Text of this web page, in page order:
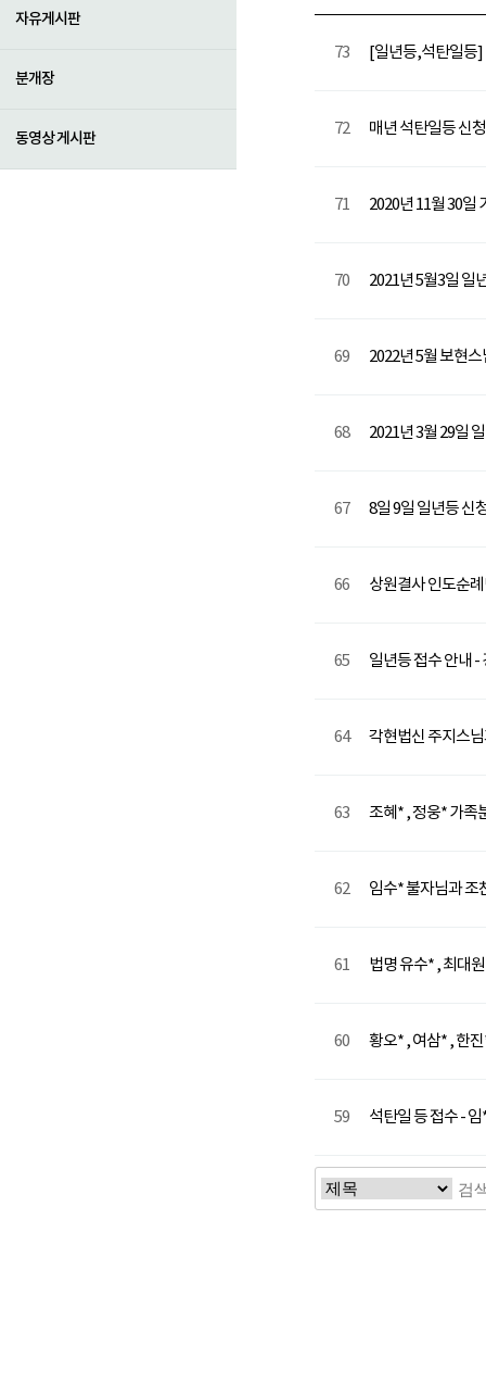
자유게시판
분개장
동영상 게시판
73 [일년등,석탄일등]
72 매년 석탄일등 신
71 2020년 11월 30일
70 2021년 5월3일 일
69 2022년 5월 보현
68 2021년 3월 29일
67 8일 9일 일년등 신
66 상원결사 인도순
65 일년등 접수 안내 -
64 각현법신 주지스
63 조혜* , 정웅* 가족
62 임수* 불자님과 조
61 법명 유수* , 최대
60 황오* , 여삼* , 한
59 석탄일 등 접수 -